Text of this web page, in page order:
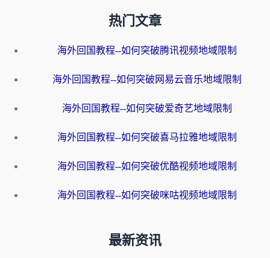
热门文章
海外回国教程--如何突破腾讯视频地域限制
海外回国教程--如何突破网易云音乐地域限制
海外回国教程--如何突破爱奇艺地域限制
海外回国教程--如何突破喜马拉雅地域限制
海外回国教程--如何突破优酷视频地域限制
海外回国教程--如何突破咪咕视频地域限制
最新资讯